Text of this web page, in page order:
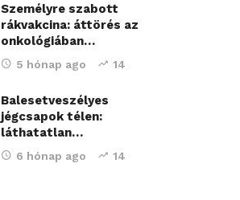
Személyre szabott
rákvakcina: áttörés az
onkológiában…
5 hónap ago 14
Balesetveszélyes
jégcsapok télen:
láthatatlan…
6 hónap ago 14